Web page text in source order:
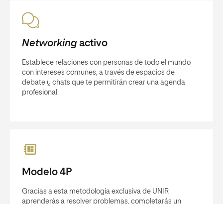
Networkingactivo
Establece relaciones con personas de todo el mundo
con intereses comunes, a través de espacios de
debate y chats que te permitirán crear una agenda
profesional.
Modelo 4P
Gracias a esta metodología exclusiva de UNIR
aprenderás a resolver problemas, completarás un